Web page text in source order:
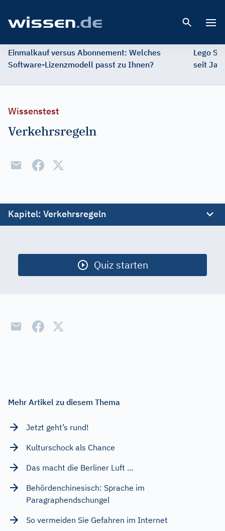
Einmalkauf versus Abonnement: Welches
Software-Lizenzmodell passt zu Ihnen?
Lego
seit
Wissenstest
Verkehrsregeln
Kapitel: Verkehrsregeln
Ausgestorb. Tiere
Berühmte Straßen
Filmzitate
Quiz starten
Mehr Artikel zu diesem Thema
Jetzt geht’s rund!
Kulturschock als Chance
Das macht die Berliner Luft ...
Behördenchinesisch: Sprache im
Paragraphendschungel
So vermeiden Sie Gefahren im Internet